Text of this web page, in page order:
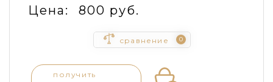
Цена: 800 руб.
сравнение 0
получить